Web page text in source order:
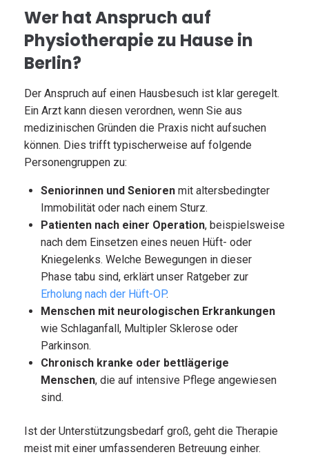
Wer hat Anspruch auf
Physiotherapie zu Hause in
Berlin?
Der Anspruch auf einen Hausbesuch ist klar geregelt.
Ein Arzt kann diesen verordnen, wenn Sie aus
medizinischen Gründen die Praxis nicht aufsuchen
können. Dies trifft typischerweise auf folgende
Personengruppen zu:
Seniorinnen und Senioren mit altersbedingter
Immobilität oder nach einem Sturz.
Patienten nach einer Operation, beispielsweise
nach dem Einsetzen eines neuen Hüft- oder
Kniegelenks. Welche Bewegungen in dieser
Phase tabu sind, erklärt unser Ratgeber zur
Erholung nach der Hüft-OP.
Menschen mit neurologischen Erkrankungen
wie Schlaganfall, Multipler Sklerose oder
Parkinson.
Chronisch kranke oder bettlägerige
Menschen, die auf intensive Pflege angewiesen
sind.
Ist der Unterstützungsbedarf groß, geht die Therapie
meist mit einer umfassenderen Betreuung einher.